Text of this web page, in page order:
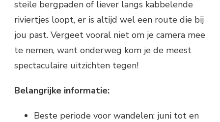
steile bergpaden of liever langs kabbelende
riviertjes loopt, er is altijd wel een route die bij
jou past. Vergeet vooral niet om je camera mee
te nemen, want onderweg kom je de meest
spectaculaire uitzichten tegen!
Belangrijke informatie:
Beste periode voor wandelen: juni tot en